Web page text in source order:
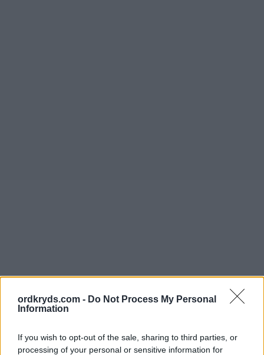
ordkryds.com - Do Not Process My Personal
Information
If you wish to opt-out of the sale, sharing to third parties, or
processing of your personal or sensitive information for